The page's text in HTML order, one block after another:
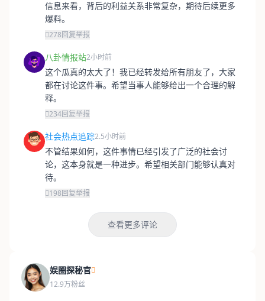
信息来看，背后的利益关系非常复杂，期待后续更多
爆料。
278回复举报
八卦情报站2小时前
这个瓜真的太大了！我已经转发给所有朋友了，大家
都在讨论这件事。希望当事人能够给出一个合理的解
释。
234回复举报
社会热点追踪2.5小时前
不管结果如何，这件事情已经引发了广泛的社会讨
论，这本身就是一种进步。希望相关部门能够认真对
待。
198回复举报
查看更多评论
娱圈探秘官
12.9万粉丝